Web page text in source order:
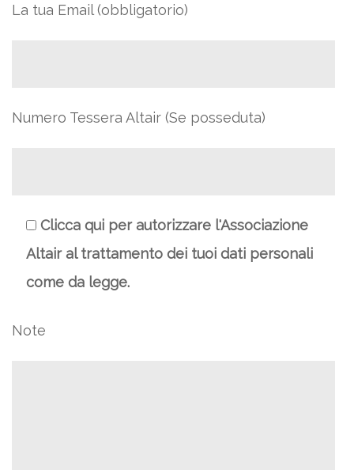
La tua Email (obbligatorio)
Numero Tessera Altair (Se posseduta)
Clicca qui per autorizzare l'Associazione
Altair al trattamento dei tuoi dati personali
come da legge.
Note